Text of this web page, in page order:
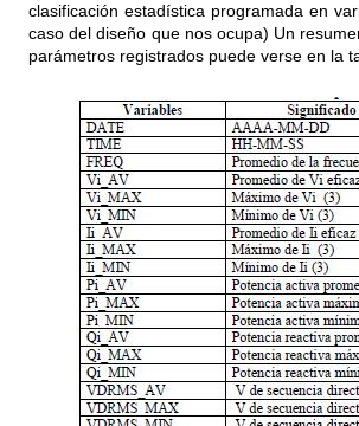
clasificación estadística programada en
caso del diseño que nos ocupa) Un
parámetros registrados puede verse en la